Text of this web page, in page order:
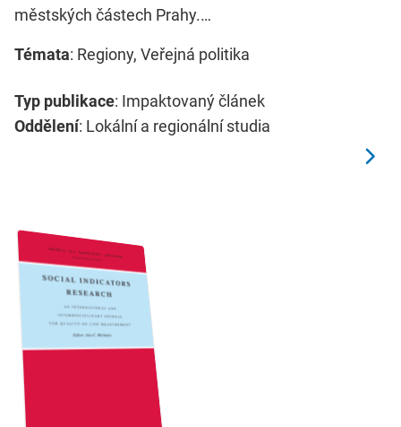
městských částech Prahy.…
Témata: Regiony, Veřejná politika
Typ publikace: Impaktovaný článek
Oddělení: Lokální a regionální studia